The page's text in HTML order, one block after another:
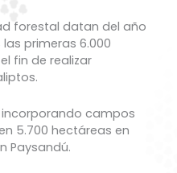
forestal datan del año
primeras 6.000
fin de realizar
incorporando campos
5.700 hectáreas en
Paysandú.